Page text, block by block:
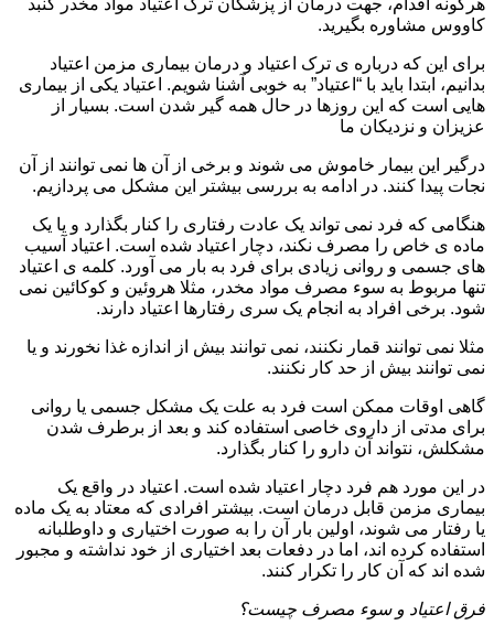
کاووس مشاوره بگیرید.
برای این که درباره ی ترک اعتیاد و درمان بیماری مزمن اعتیاد
بدانیم، ابتدا باید با “اعتیاد” به خوبی آشنا شویم. اعتیاد یکی از بیماری
هایی است که این روزها در حال همه گیر شدن است. بسیار از
عزیزان و نزدیکان ما
درگیر این بیمار خاموش می شوند و برخی از آن ها نمی توانند از آن
نجات پیدا کنند. در ادامه به بررسی بیشتر این مشکل می پردازیم.
هنگامی که فرد نمی تواند یک عادت رفتاری را کنار بگذارد و یا یک
ماده ی خاص را مصرف نکند، دچار اعتیاد شده است. اعتیاد آسیب
های جسمی و روانی زیادی برای فرد به بار می آورد. کلمه ی اعتیاد
تنها مربوط به سوء مصرف مواد مخدر، مثلا هروئین و کوکائین نمی
شود. برخی افراد به انجام یک سری رفتارها اعتیاد دارند.
مثلا نمی توانند قمار نکنند، نمی توانند بیش از اندازه غذا نخورند و یا
نمی توانند بیش از حد کار نکنند.
گاهی اوقات ممکن است فرد به علت یک مشکل جسمی یا روانی
برای مدتی از داروی خاصی استفاده کند و بعد از برطرف شدن
مشکلش، نتواند آن دارو را کنار بگذارد.
در این مورد هم فرد دچار اعتیاد شده است. اعتیاد در واقع یک
بیماری مزمن قابل درمان است. بیشتر افرادی که معتاد به یک ماده
یا رفتار می شوند، اولین بار آن را به صورت اختیاری و داوطلبانه
استفاده کرده اند، اما در دفعات بعد اختیاری از خود نداشته و مجبور
شده اند که آن کار را تکرار کنند.
فرق اعتیاد و سوء مصرف چیست؟